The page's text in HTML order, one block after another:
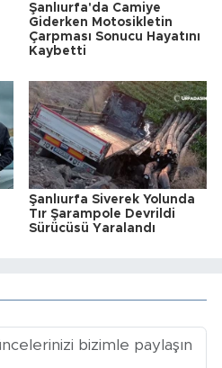
Şanlıurfa'da Camiye
Giderken Motosikletin
Çarpması Sonucu Hayatını
Kaybetti
Şanlıurfa Siverek Yolunda
Tır Şarampole Devrildi
Sürücüsü Yaralandı